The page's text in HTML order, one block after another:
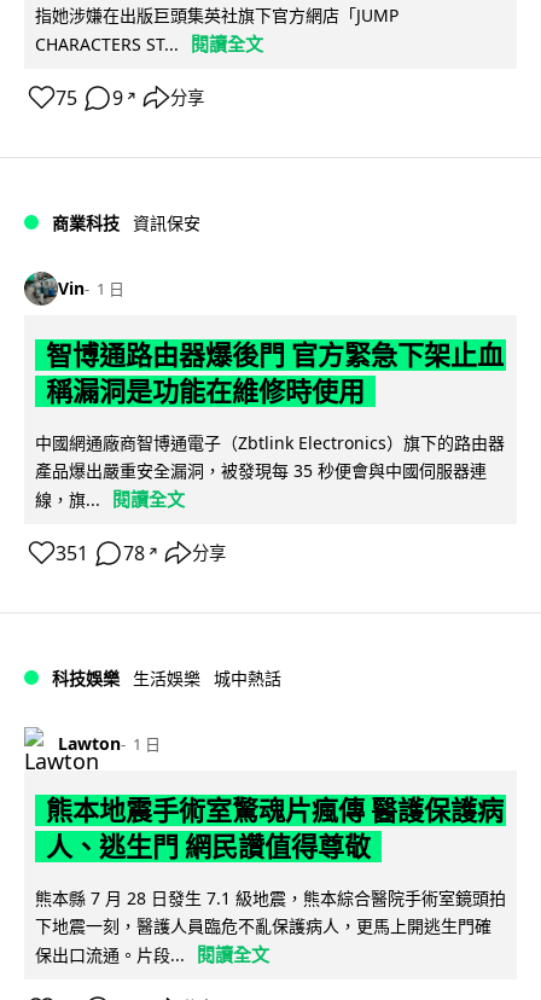
指她涉嫌在出版巨頭集英社旗下官方網店「JUMP
CHARACTERS ST...
閱讀全文
75 9 ↗ 分享
商業科技 資訊保安
Vin 1 日
智博通路由器爆後門 官方緊急下架止血
稱漏洞是功能在維修時使用
中國網通廠商智博通電子（Zbtlink Electronics）旗下的路由器
產品爆出嚴重安全漏洞，被發現每 35 秒便會與中國伺服器連
線，旗...
閱讀全文
351 78 ↗ 分享
科技娛樂 生活娛樂 城中熱話
Lawton 1 日
熊本地震手術室驚魂片瘋傳 醫護保護病
人、逃生門 網民讚值得尊敬
熊本縣 7 月 28 日發生 7.1 級地震，熊本綜合醫院手術室鏡頭拍
下地震一刻，醫護人員臨危不亂保護病人，更馬上開逃生門確
保出口流通。片段...
閱讀全文